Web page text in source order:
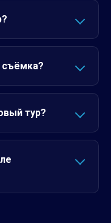
тур?